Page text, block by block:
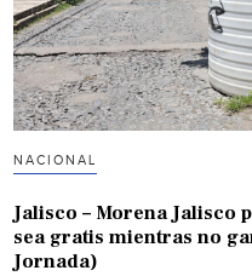
NACIONAL
Jalisco – Morena Jalisco
sea gratis mientras no
Jornada)